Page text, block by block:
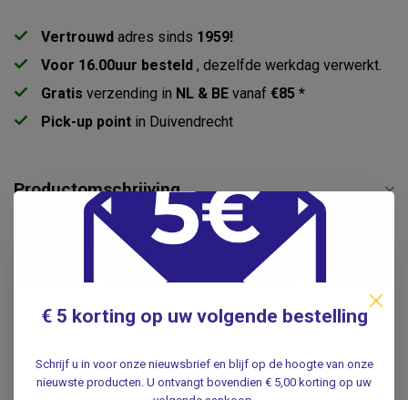
Vertrouwd adres sinds 1959!
Voor 16.00uur besteld , dezelfde werkdag verwerkt.
Gratis verzending in NL & BE vanaf €85 *
Pick-up point in Duivendrecht
Productomschrijving
Specificaties
Gerelateerde producten
Anatomisch Skelet | 180cm
€ 5 korting op uw volgende bestelling
Schrijf u in voor onze nieuwsbrief en blijf op de hoogte van onze
nieuwste producten. U ontvangt bovendien € 5,00 korting op uw